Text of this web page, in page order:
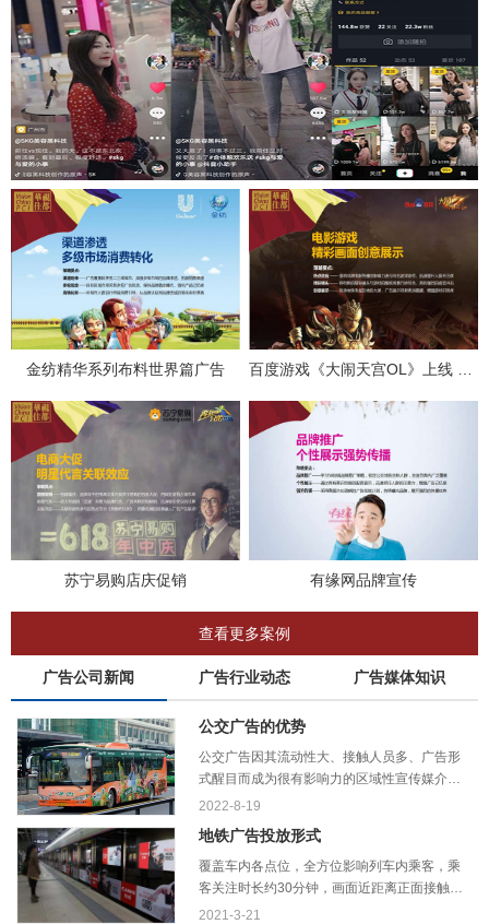
金纺精华系列布料世界篇广告
苏宁易购店庆促销 有缘网品牌宣传
查看更多案例
广告公司新闻 广告行业动态 广告媒体知识
公交广告的优势
公交广告因其流动性大、接触人员多、广告形
式醒目而成为很有影响力的区域性宣传媒介。
今天小编就带你了解一下它的主要优势：
2022-8-19
地铁广告投放形式
覆盖车内各点位，全方位影响列车内乘客，乘
客关注时长约30分钟，画面近距离正面接触乘
客，干扰度小，媒体数至多的优势，...
2021-3-21